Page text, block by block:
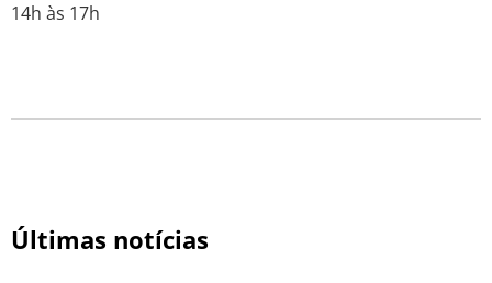
14h às 17h
Últimas notícias